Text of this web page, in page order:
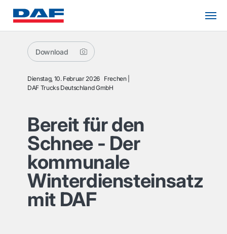
Download
Dienstag, 10. Februar 2026
Frechen
DAF Trucks Deutschland GmbH
Bereit für den
Schnee - Der
kommunale
Winterdiensteinsatz
mit DAF